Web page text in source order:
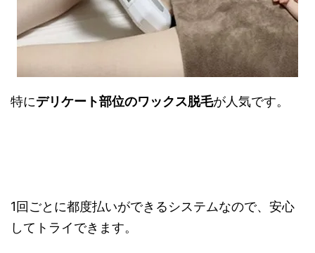
特にデリケート部位のワックス脱毛が人気です。
1回ごとに都度払いができるシステムなので、安心
してトライできます。